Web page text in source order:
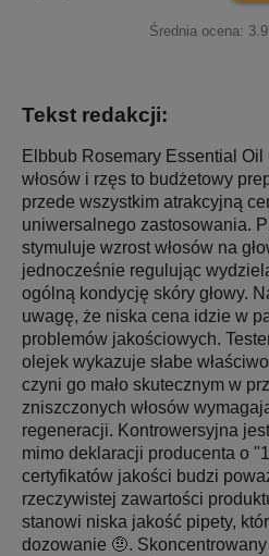
Średnia ocena:
Tekst redakcji:
Elbbub Rosemary Essential
włosów i rzęs to budżetowy
przede wszystkim atrakcyjną
uniwersalnego zastosowania.
stymuluje wzrost włosów na
jednocześnie regulując
ogólną kondycję skóry głowy.
uwagę, że niska cena idzie w
problemów jakościowych.
olejek wykazuje słabe
czyni go mało skutecznym w
zniszczonych włosów
regeneracji. Kontrowersyjna
mimo deklaracji producenta o
certyfikatów jakości budzi
rzeczywistej zawartości
stanowi niska jakość pipety,
dozowanie 🤨.